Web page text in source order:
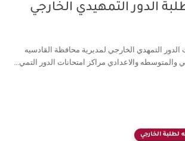
الدور التمهيدي الخارجي
الدور التمهدي الخارجي لمديرية محافظة القادسيه
لطلبة الخارجي